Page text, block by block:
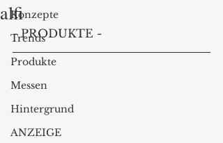
Konzepte
Trends
Produkte
Messen
Hintergrund
ANZEIGE
alfi
- PRODUKTE -